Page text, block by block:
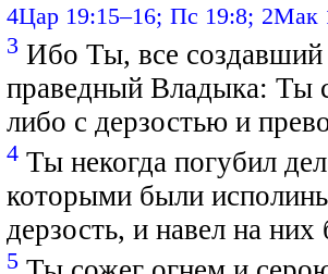
4Цар 19:15–16; Пс 19:8; 2Мак
3 Ибо Ты, все
праведный Владыка: Ты
либо с дерзостью и
4Ты некогда погубил
которыми были
дерзость, и навел на
5